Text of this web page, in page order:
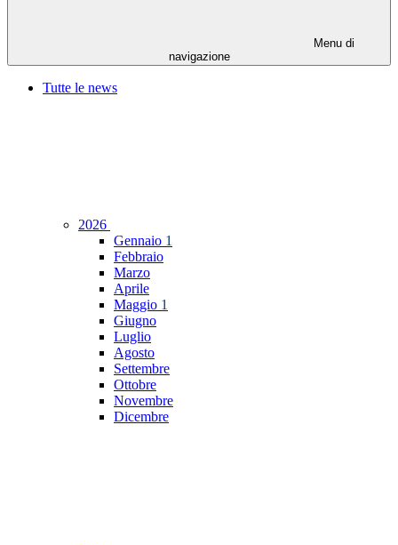
Menu di
navigazione
Tutte le news
2026
Gennaio 1
Febbraio
Marzo
Aprile
Maggio 1
Giugno
Luglio
Agosto
Settembre
Ottobre
Novembre
Dicembre